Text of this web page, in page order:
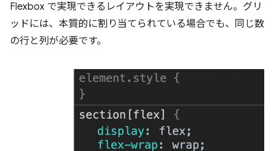
Flexbox で実現できるレイアウトを実現できません。グリ
ッドには、本質的に割り当てられている場合でも、同じ数
の行と列が必要です。